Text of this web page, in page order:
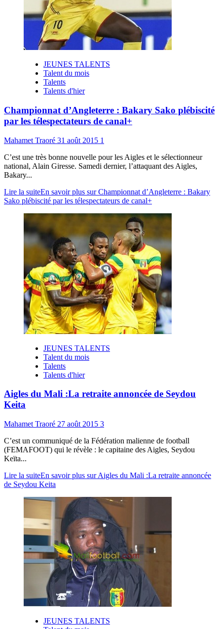
JEUNES TALENTS
Talent du mois
Talents
Talents d'hier
Championnat d’Angleterre : Bakary Sako plébiscité
par les télespectateurs de canal+
Mahamet Traoré 31 août 2015 1
C’est une très bonne nouvelle pour les Aigles et le sélectionneur
national, Alain Giresse. Samedi dernier, l’attaquant des Aigles,
Bakary...
Lire la suiteEn savoir plus sur Championnat d’Angleterre : Bakary
Sako plébiscité par les télespectateurs de canal+
JEUNES TALENTS
Talent du mois
Talents
Talents d'hier
Aigles du Mali :La retraite annoncée de Seydou
Keita
Mahamet Traoré 27 août 2015 3
C’est un communiqué de la Fédération malienne de football
(FEMAFOOT) qui le révèle : le capitaine des Aigles, Seydou
Keïta...
Lire la suiteEn savoir plus sur Aigles du Mali :La retraite annoncée
de Seydou Keita
JEUNES TALENTS